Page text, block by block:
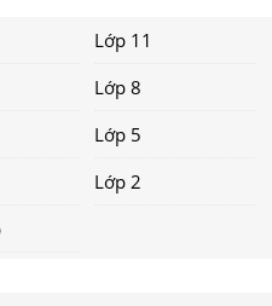
Lớp 11
Lớp 8
Lớp 5
Lớp 2